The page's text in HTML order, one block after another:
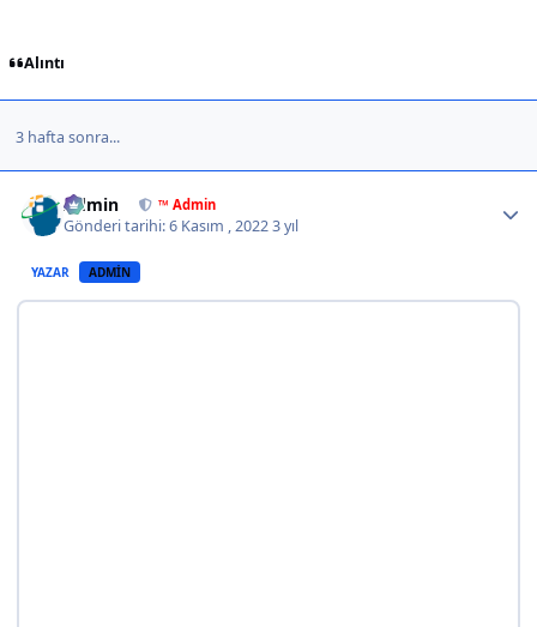
Alıntı
3 hafta sonra...
Admin ™ Admin
Gönderi tarihi:6 Kasım , 20223 yıl
YAZAR ADMIN